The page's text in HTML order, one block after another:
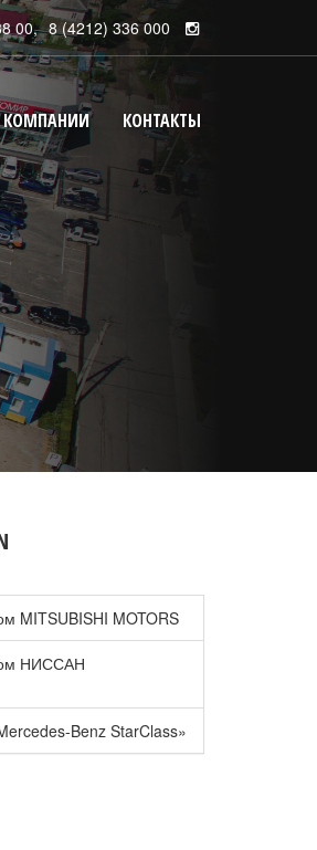
00, 8 (4212) 336 000
КОНТАКТЫ
MITSUBISHI MOTORS
НИССАН
Benz StarClass»